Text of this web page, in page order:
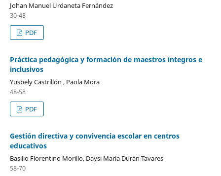
Johan Manuel Urdaneta Fernández
30-48
PDF
Práctica pedagógica y formación de maestros íntegros e
inclusivos
Yusbely Castrillón , Paola Mora
48-58
PDF
Gestión directiva y convivencia escolar en centros
educativos
Basilio Florentino Morillo, Daysi María Durán Tavares
58-70